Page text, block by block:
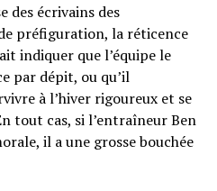
des écrivains des
préfiguration, la réticence
indiquer que l’équipe le
par dépit, ou qu’il
à l’hiver rigoureux et se
tout cas, si l’entraîneur Ben
il a une grosse bouchée